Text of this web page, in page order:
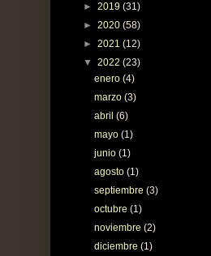
► 2019 (31)
► 2020 (58)
► 2021 (12)
▼ 2022 (23)
enero(4)
marzo(3)
abril(6)
mayo(1)
junio(1)
agosto(1)
septiembre(3)
octubre(1)
noviembre(2)
diciembre(1)